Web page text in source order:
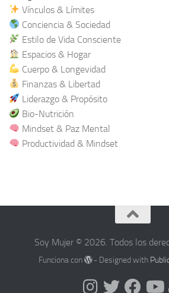
Vínculos & Límites
Conciencia & Sociedad
Estilo de Vida Consciente
Espacios & Hogar
Cuerpo & Longevidad
Finanzas & Libertad
Liderazgo & Propósito
Bio-Nutrición
Mindset & Paz Mental
Productividad & Mindset
Soy Mujer © 2026. Todos los
Funciona con - Designed with